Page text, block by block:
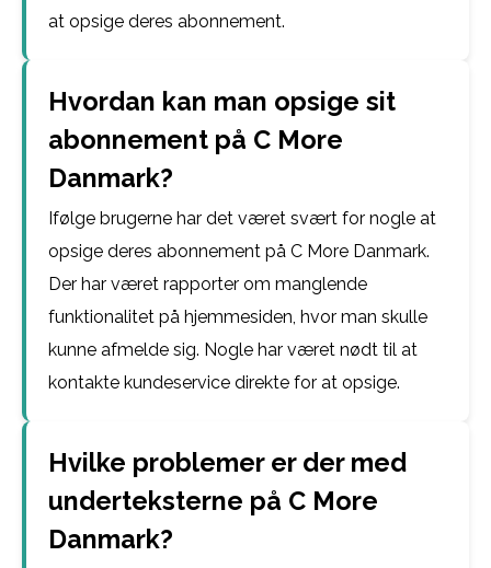
at opsige deres abonnement.
Hvordan kan man opsige sit
abonnement på C More
Danmark?
Ifølge brugerne har det været svært for nogle at
opsige deres abonnement på C More Danmark.
Der har været rapporter om manglende
funktionalitet på hjemmesiden, hvor man skulle
kunne afmelde sig. Nogle har været nødt til at
kontakte kundeservice direkte for at opsige.
Hvilke problemer er der med
underteksterne på C More
Danmark?